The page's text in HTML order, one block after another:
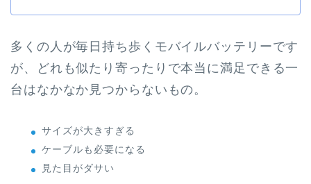
多くの人が毎日持ち歩くモバイルバッテリーです
が、どれも似たり寄ったりで本当に満足できる一
台はなかなか見つからないもの。
サイズが大きすぎる
ケーブルも必要になる
見た目がダサい